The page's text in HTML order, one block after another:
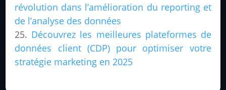
révolution dans l’amélioration du reporting et
de l’analyse des données
Découvrez les meilleures plateformes de
données client (CDP) pour optimiser votre
stratégie marketing en 2025